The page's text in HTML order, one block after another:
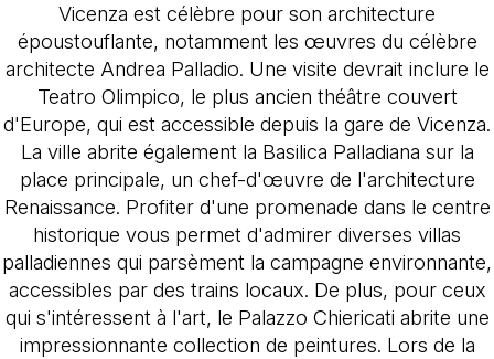
Vicenza est célèbre pour son architecture
époustouflante, notamment les œuvres du célèbre
architecte Andrea Palladio. Une visite devrait inclure le
Teatro Olimpico, le plus ancien théâtre couvert
d'Europe, qui est accessible depuis la gare de Vicenza.
La ville abrite également la Basilica Palladiana sur la
place principale, un chef-d'œuvre de l'architecture
Renaissance. Profiter d'une promenade dans le centre
historique vous permet d'admirer diverses villas
palladiennes qui parsèment la campagne environnante,
accessibles par des trains locaux. De plus, pour ceux
qui s'intéressent à l'art, le Palazzo Chiericati abrite une
impressionnante collection de peintures. Lors de la